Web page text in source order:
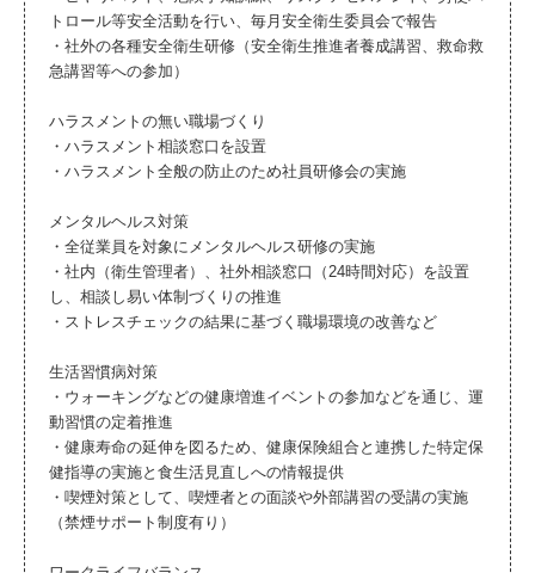
トロール等安全活動を行い、毎月安全衛生委員会で報告
・社外の各種安全衛生研修（安全衛生推進者養成講習、救命救
急講習等への参加）
ハラスメントの無い職場づくり
・ハラスメント相談窓口を設置
・ハラスメント全般の防止のため社員研修会の実施
メンタルヘルス対策
・全従業員を対象にメンタルヘルス研修の実施
・社内（衛生管理者）、社外相談窓口（24時間対応）を設置
し、相談し易い体制づくりの推進
・ストレスチェックの結果に基づく職場環境の改善など
生活習慣病対策
・ウォーキングなどの健康増進イベントの参加などを通じ、運
動習慣の定着推進
・健康寿命の延伸を図るため、健康保険組合と連携した特定保
健指導の実施と食生活見直しへの情報提供
・喫煙対策として、喫煙者との面談や外部講習の受講の実施
（禁煙サポート制度有り）